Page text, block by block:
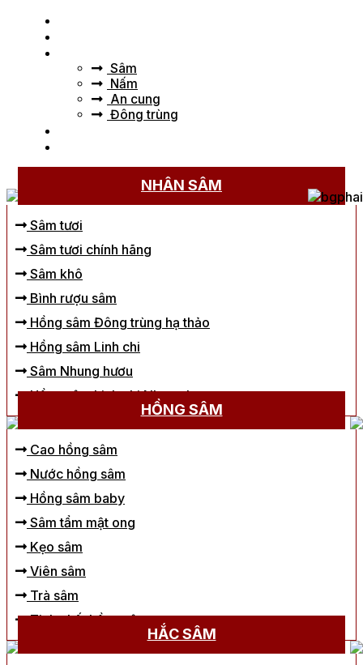
Sâm
Nấm
An cung
Đông trùng
Sản phẩm được gắn thẻ “Cheonnyeon”
NHÂN SÂM
Sâm tươi
Sâm tươi chính hãng
Sâm khô
Bình rượu sâm
Hồng sâm Đông trùng hạ thảo
Hồng sâm Linh chi
Sâm Nhung hươu
Hồng sâm Linh chi Nhung hươu
HỒNG SÂM
Cao hồng sâm
Nước hồng sâm
Hồng sâm baby
Sâm tẩm mật ong
Kẹo sâm
Viên sâm
Trà sâm
Tinh chất hồng sâm
HẮC SÂM